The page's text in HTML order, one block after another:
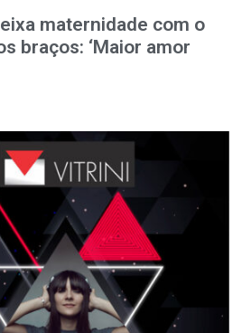
maternidade com o
braços: ‘Maior amor